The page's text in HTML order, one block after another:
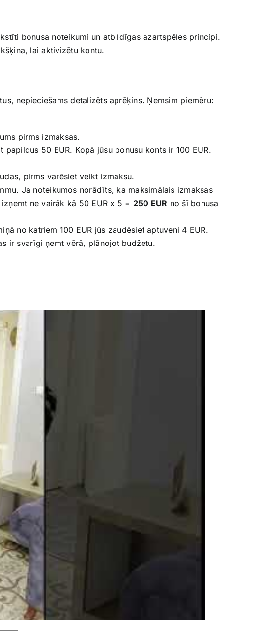
bonusa noteikumi un atbildīgas azartspēles principi.
lai aktivizētu kontu.
nepieciešams detalizēts aprēķins. Ņemsim piemēru:
pirms izmaksas.
50 EUR. Kopā jūsu bonusu konts ir 100 EUR.
pirms varēsiet veikt izmaksu.
Ja noteikumos norādīts, ka maksimālais izmaksas
ne vairāk kā 50 EUR x 5 = 250 EUR no šī bonusa
no katriem 100 EUR jūs zaudēsiet aptuveni 4 EUR.
ir svarīgi ņemt vērā, plānojot budžetu.